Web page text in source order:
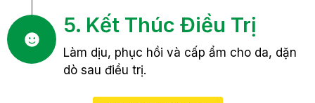
5. Kết Thúc Điều Trị
Làm dịu, phục hồi và cấp ẩm cho da, dặn
dò sau điều trị.